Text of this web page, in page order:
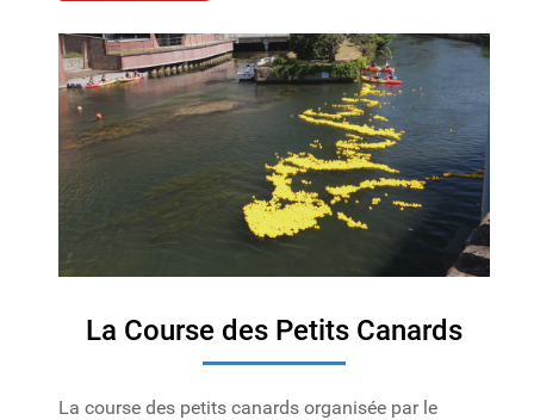
La Course des Petits Canards
La course des petits canards organisée par le